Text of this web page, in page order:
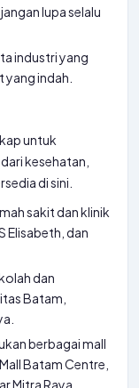
lupa selalu
industri yang
indah.
untuk
kesehatan,
di sini.
sakit dan klinik
Elisabeth, dan
dan
Batam,
berbagai mall
Batam Centre,
Mitra Raya.